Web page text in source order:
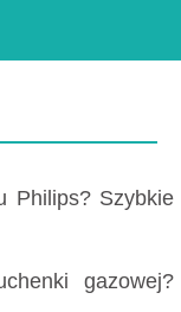
Philips? Szybkie
gazowej?